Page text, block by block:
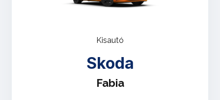
Kisautó
Skoda
Fabia